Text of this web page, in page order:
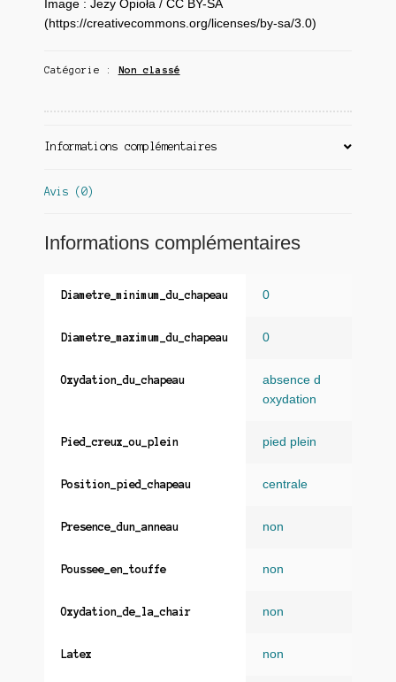
Image : Jezy Opioła / CC BY-SA
(https://creativecommons.org/licenses/by-sa/3.0)
Catégorie : Non classé
Informations complémentaires
Avis (0)
Informations complémentaires
Diametre_minimum_du_chapeau 0
Diametre_maximum_du_chapeau 0
Oxydation_du_chapeau
absence d
oxydation
Pied_creux_ou_plein pied plein
Position_pied_chapeau centrale
Presence_dun_anneau non
Poussee_en_touffe non
Oxydation_de_la_chair non
Latex non